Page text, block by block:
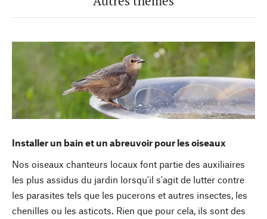
Installer un bain et un abreuvoir pour les oiseaux
Nos oiseaux chanteurs locaux font partie des auxiliaires
les plus assidus du jardin lorsqu'il s'agit de lutter contre
les parasites tels que les pucerons et autres insectes, les
chenilles ou les asticots. Rien que pour cela, ils sont des